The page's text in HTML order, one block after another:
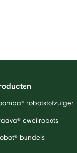
robotstofzuiger
dweilrobots
bundels